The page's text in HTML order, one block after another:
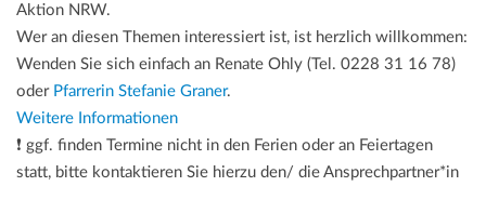
Aktion NRW.
Wer an diesen Themen interessiert ist, ist herzlich willkommen:
Wenden Sie sich einfach an Renate Ohly (Tel. 0228 31 16 78)
oder Pfarrerin Stefanie Graner.
Weitere Informationen
❗ ggf. finden Termine nicht in den Ferien oder an Feiertagen
statt, bitte kontaktieren Sie hierzu den/ die Ansprechpartner*in